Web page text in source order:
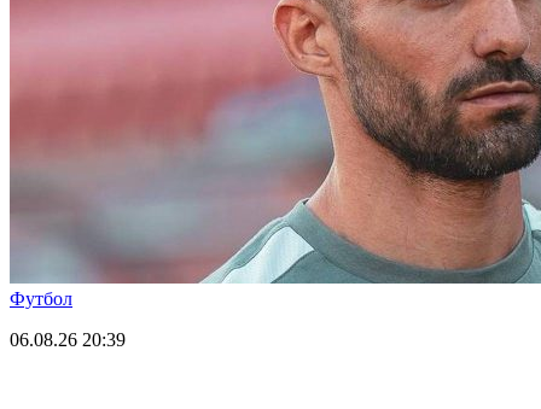
Футбол
06.08.26 20:39